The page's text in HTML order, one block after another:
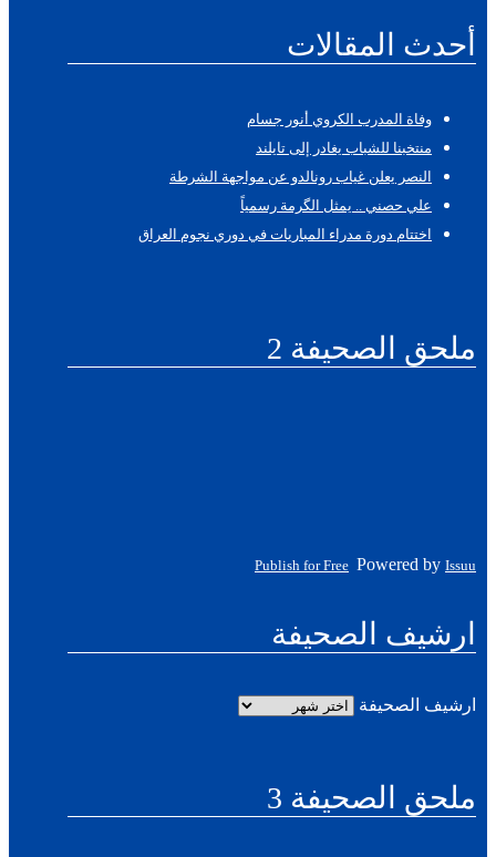
أحدث المقالات
وفاة المدرب الكروي أنور جسام
منتخبنا للشباب يغادر إلى تايلند
النصر يعلن غياب رونالدو عن مواجهة الشرطة
علي حصني .. يمثل الگرمة رسمياً
اختتام دورة مدراء المباريات في دوري نجوم العراق
ملحق الصحيفة 2
Powered by Issuu
Publish for Free
ارشيف الصحيفة
ارشيف الصحيفة
ملحق الصحيفة 3